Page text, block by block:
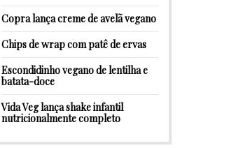
Copra lança creme de avelã vegano
Chips de wrap com patê de ervas
Escondidinho vegano de lentilha e
batata-doce
Vida Veg lança shake infantil
nutricionalmente completo